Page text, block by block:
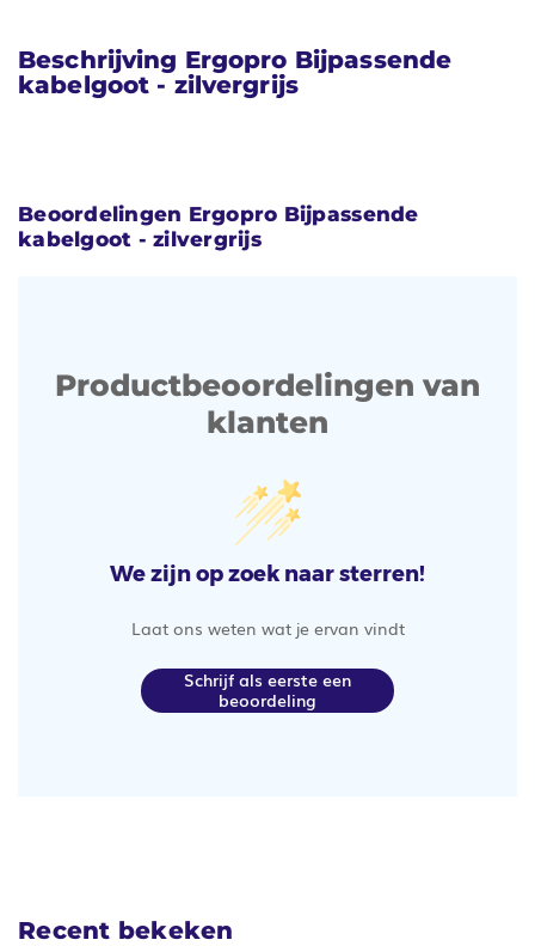
Beschrijving Ergopro Bijpassende
kabelgoot - zilvergrijs
Beoordelingen Ergopro Bijpassende
kabelgoot - zilvergrijs
Productbeoordelingen van
klanten
We zijn op zoek naar sterren!
Laat ons weten wat je ervan vindt
Schrijf als eerste een
beoordeling
Recent bekeken